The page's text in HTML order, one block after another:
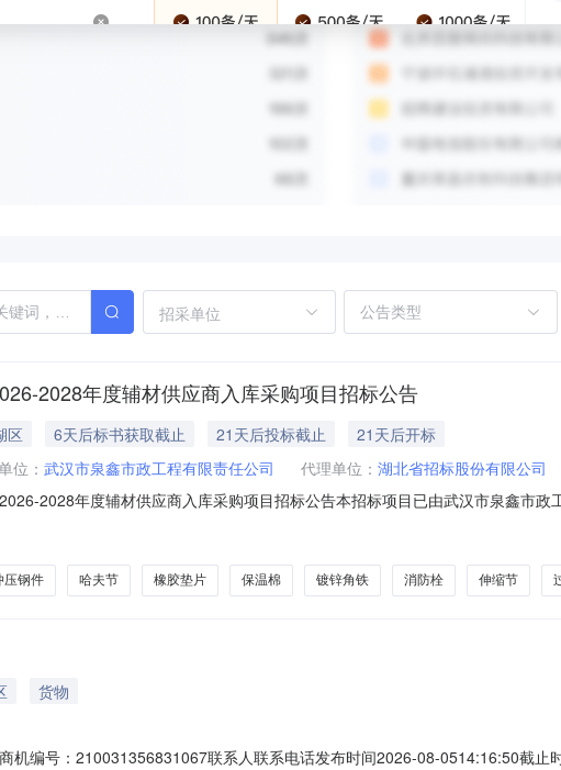
招采单位
2028年度辅材供应商入库采购项目招标公告
区 6天后标书获取截止 21天后投标截止
21天后开标
位： 武汉市泉鑫市政工程有限责任公司 代理单位： 湖北省招标股份有限公司
2028年度辅材供应商入库采购项目招标公告本招标项目已由武汉市泉鑫市
号：HBT-202326059-2660111.3招标内容：包号包名称入围家数1.过滤器、消
压钢件 哈夫节 橡胶垫片 保温棉 镀锌角铁 消防栓 伸缩节
货物
机编号：210031356831067联系人联系电话发布时间2026-08-0514:16:50截